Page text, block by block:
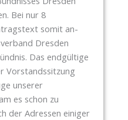
Bei nur 8
somit an-
Dresden
Das endgültige
Vorstandssitzung
unserer
es schon zu
der Adressen einiger